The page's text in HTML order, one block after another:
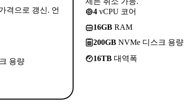
격으로 갱신. 언
용량
4 vCPU 코어
16GB RAM
200GB NVMe 디스크 용량
16TB 대역폭